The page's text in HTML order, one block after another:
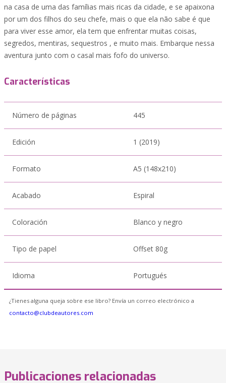
na casa de uma das famílias mais ricas da cidade, e se apaixona
por um dos filhos do seu chefe, mais o que ela não sabe é que
para viver esse amor, ela tem que enfrentar muitas coisas,
segredos, mentiras, sequestros , e muito mais. Embarque nessa
aventura junto com o casal mais fofo do universo.
Características
Número de páginas 445
Edición 1 (2019)
Formato A5 (148x210)
Acabado Espiral
Coloración Blanco y negro
Tipo de papel Offset 80g
Idioma Portugués
¿Tienes alguna queja sobre ese libro? Envía un correo electrónico a
contacto@clubdeautores.com
Publicaciones relacionadas